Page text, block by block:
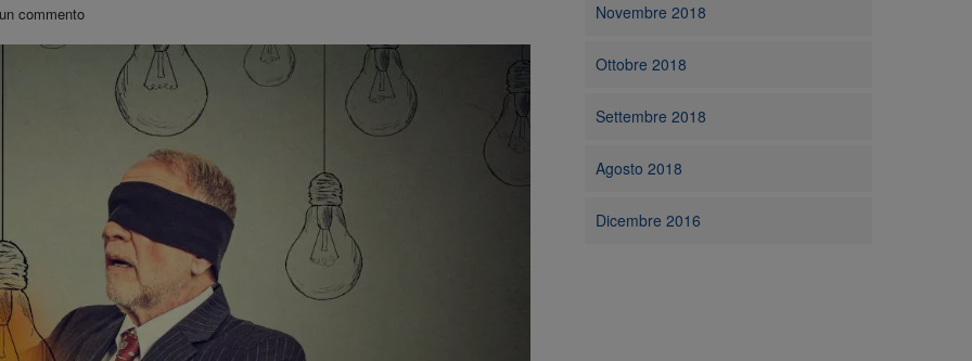
commento Novembre 2018
Ottobre 2018
Settembre 2018
Agosto 2018
Dicembre 2016